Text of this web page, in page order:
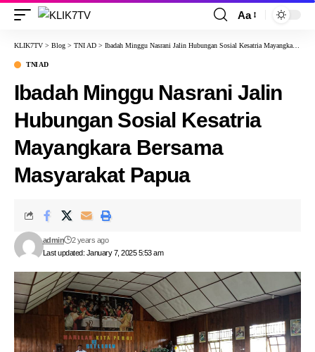
Aa
KLIK7TV > Blog > TNI AD > Ibadah Minggu Nasrani Jalin Hubungan Sosial Kesatria Mayangkara Bersama Masyarakat Papua
TNI AD
Ibadah Minggu Nasrani Jalin
Hubungan Sosial Kesatria
Mayangkara Bersama
Masyarakat Papua
Last updated: January 7, 2025 5:53 am
admin 2 years ago